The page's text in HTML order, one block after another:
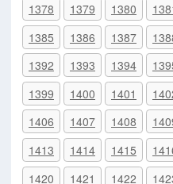
1378
1379 1380
1385
1386 1387
1392
1393 1394
1399
1400 1401
1406
1407 1408
1413
1414 1415
1420
1421 1422